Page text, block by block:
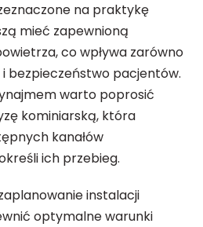
na praktykę
mieć zapewnioną
co wpływa zarówno
bezpieczeństwo pacjentów.
warto poprosić
kominiarską, która
kanałów
ich przebieg.
instalacji
optymalne warunki